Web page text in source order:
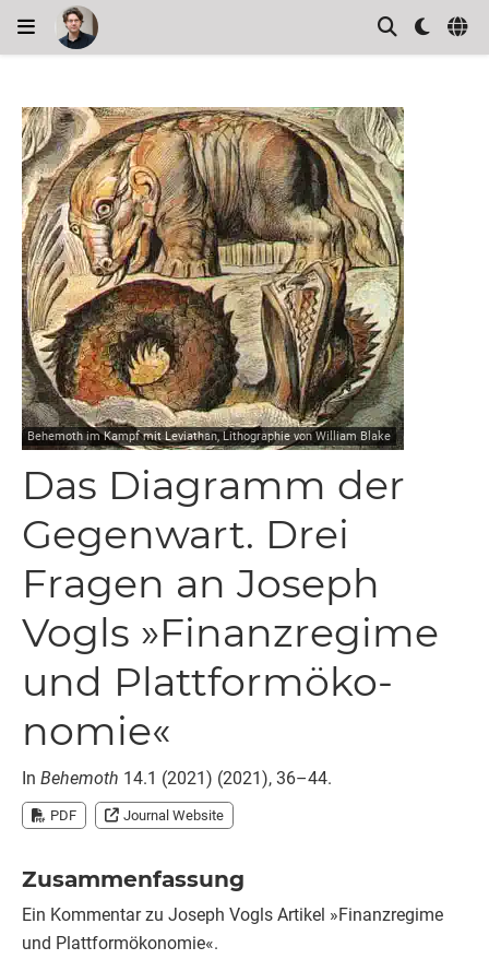
Behemoth im Kampf mit Leviathan, Lithographie von William Blake
Das Diagramm der
Gegenwart. Drei
Fragen an Joseph
Vogls »Finanz­regime
und Platt­form­öko­
nomie«
In Behemoth 14.1 (2021) (2021), 36–44.
PDF Journal Website
Zusammenfassung
Ein Kommentar zu Joseph Vogls Artikel »Finanzregime
und Plattformökonomie«.